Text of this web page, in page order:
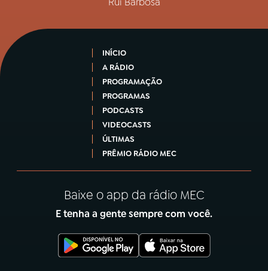
INÍCIO
A RÁDIO
PROGRAMAÇÃO
PROGRAMAS
PODCASTS
VIDEOCASTS
ÚLTIMAS
PRÊMIO RÁDIO MEC
Baixe o app da rádio MEC
E tenha a gente sempre com você.